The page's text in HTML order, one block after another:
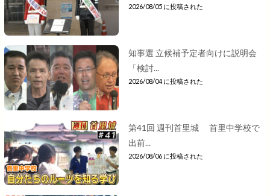
2026/08/05 に投稿された
知事選 立候補予定者向けに説明会
「検討...
2026/08/04 に投稿された
第41回 週刊首里城 首里中学校で
出前...
2026/08/06 に投稿された